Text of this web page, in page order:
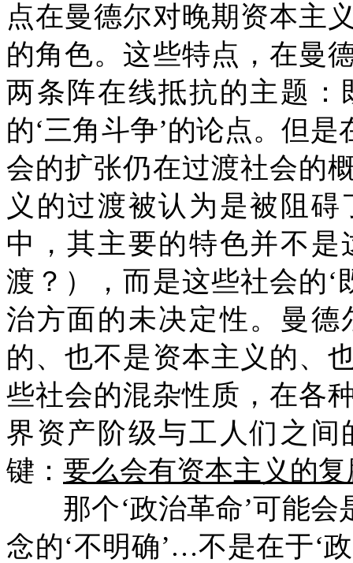
点在曼德尔对晚期资本主
的角色。这些特点，在曼
两条阵在线抵抗的主题
的‘三角斗争’的论点。但
会的扩张仍在过渡社会的
义的过渡被认为是被阻
中，其主要的特色并不
渡？），而是这些社会的‘
治方面的未决定性。曼
的、也不是资本主义的、
些社会的混杂性质，在各
界资产阶级与工人们之
键： 要么会有资本主义的复
那个‘政治革命’可能会
念的‘不明确’…不是在于‘